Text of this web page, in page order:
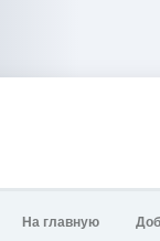
На главную